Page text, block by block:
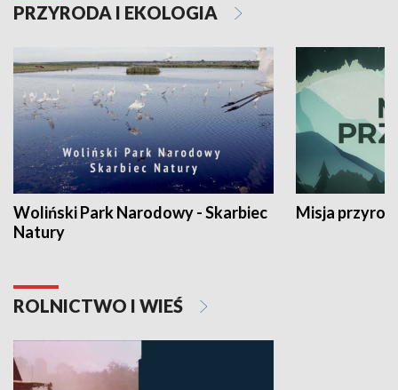
PRZYRODA I EKOLOGIA
Woliński Park Narodowy - Skarbiec
Natury
Misja
ROLNICTWO I WIEŚ